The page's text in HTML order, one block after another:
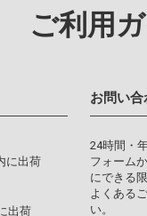
ご利用
に出荷
出荷
お問い合
24時間・
フォーム
にできる
よくある
い。